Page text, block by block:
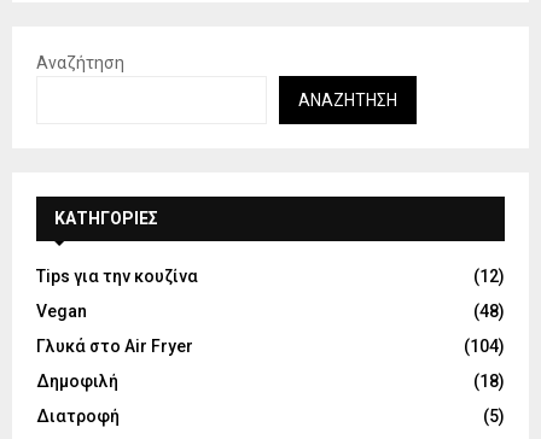
Αναζήτηση
ΑΝΑΖΉΤΗΣΗ
KΑΤΗΓΟΡΊΕΣ
Tips για την κουζίνα
(12)
Vegan
(48)
Γλυκά στο Air Fryer
(104)
Δημοφιλή
(18)
Διατροφή
(5)